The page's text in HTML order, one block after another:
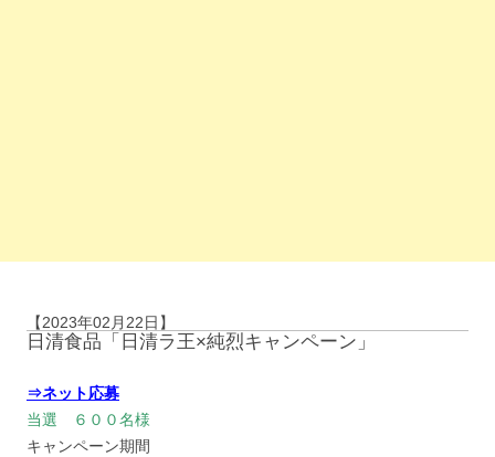
【2023年02月22日】
日清食品「日清ラ王×純烈キャンペーン」
⇒ネット応募
当選 ６００名様
キャンペーン期間